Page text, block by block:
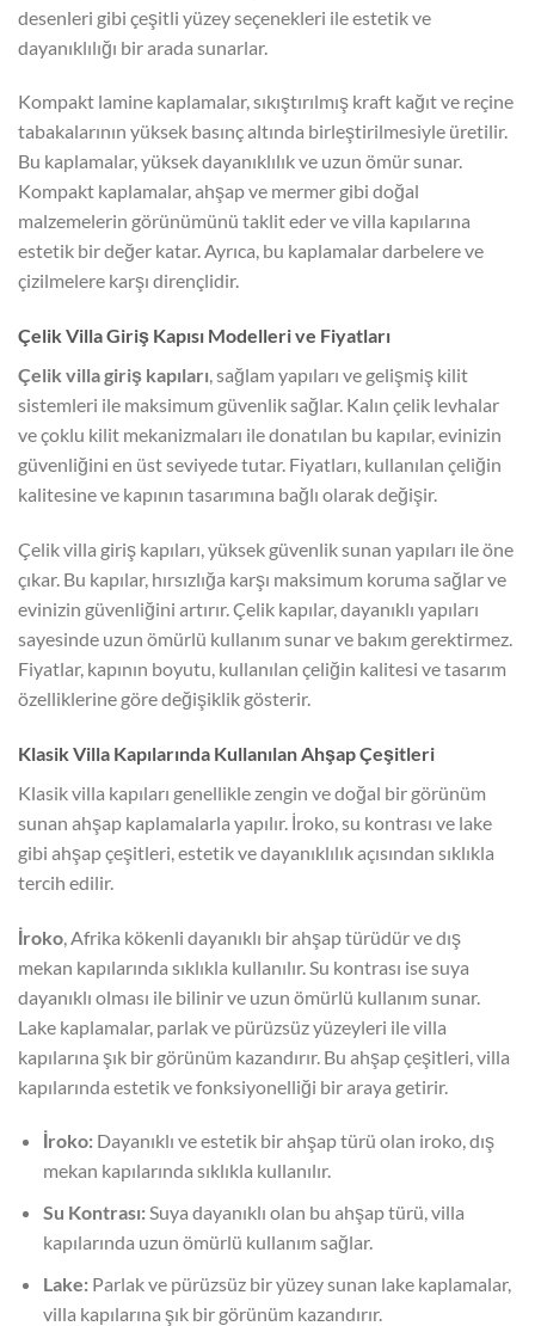
desenleri gibi çeşitli yüzey seçenekleri ile estetik ve
dayanıklılığı bir arada sunarlar.
Kompakt lamine kaplamalar, sıkıştırılmış kraft kağıt ve reçine
tabakalarının yüksek basınç altında birleştirilmesiyle üretilir.
Bu kaplamalar, yüksek dayanıklılık ve uzun ömür sunar.
Kompakt kaplamalar, ahşap ve mermer gibi doğal
malzemelerin görünümünü taklit eder ve villa kapılarına
estetik bir değer katar. Ayrıca, bu kaplamalar darbelere ve
çizilmelere karşı dirençlidir.
Çelik Villa Giriş Kapısı Modelleri ve Fiyatları
Çelik villa giriş kapıları, sağlam yapıları ve gelişmiş kilit
sistemleri ile maksimum güvenlik sağlar. Kalın çelik levhalar
ve çoklu kilit mekanizmaları ile donatılan bu kapılar, evinizin
güvenliğini en üst seviyede tutar. Fiyatları, kullanılan çeliğin
kalitesine ve kapının tasarımına bağlı olarak değişir.
Çelik villa giriş kapıları, yüksek güvenlik sunan yapıları ile öne
çıkar. Bu kapılar, hırsızlığa karşı maksimum koruma sağlar ve
evinizin güvenliğini artırır. Çelik kapılar, dayanıklı yapıları
sayesinde uzun ömürlü kullanım sunar ve bakım gerektirmez.
Fiyatlar, kapının boyutu, kullanılan çeliğin kalitesi ve tasarım
özelliklerine göre değişiklik gösterir.
Klasik Villa Kapılarında Kullanılan Ahşap Çeşitleri
Klasik villa kapıları genellikle zengin ve doğal bir görünüm
sunan ahşap kaplamalarla yapılır. İroko, su kontrası ve lake
gibi ahşap çeşitleri, estetik ve dayanıklılık açısından sıklıkla
tercih edilir.
İroko , Afrika kökenli dayanıklı bir ahşap türüdür ve dış
mekan kapılarında sıklıkla kullanılır. Su kontrası ise suya
dayanıklı olması ile bilinir ve uzun ömürlü kullanım sunar.
Lake kaplamalar, parlak ve pürüzsüz yüzeyleri ile villa
kapılarına şık bir görünüm kazandırır. Bu ahşap çeşitleri, villa
kapılarında estetik ve fonksiyonelliği bir araya getirir.
İroko:Dayanıklı ve estetik bir ahşap türü olan iroko, dış
mekan kapılarında sıklıkla kullanılır.
Su Kontrası:Suya dayanıklı olan bu ahşap türü, villa
kapılarında uzun ömürlü kullanım sağlar.
Lake:Parlak ve pürüzsüz bir yüzey sunan lake kaplamalar,
villa kapılarına şık bir görünüm kazandırır.